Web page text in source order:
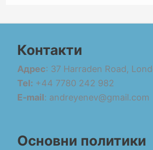
Контакти
Адрес: 37 Harraden Road,
Tel: +44 7780 242 982
E-mail: andreyenev@gmail.com
Основни политики